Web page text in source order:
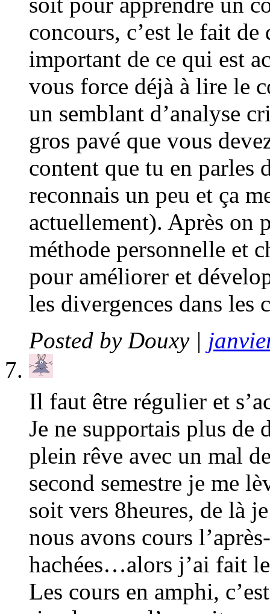
concours, c’est le fait
important de ce qui est
vous force déjà à lire le
un semblant d’analyse
gros pavé que vous
content que tu en parles
reconnais un peu et ça
actuellement). Après on
méthode personnelle et
pour améliorer et
les divergences dans les
Posted by Douxy|
Il faut être régulier et
Je ne supportais plus de
plein rêve avec un mal
second semestre je me
soit vers 8heures, de là
nous avons cours
hachées…alors j’ai fait
Les cours en amphi,